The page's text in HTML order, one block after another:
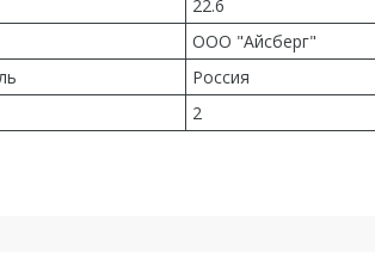
22.6
ООО "Айсберг"
Россия
2